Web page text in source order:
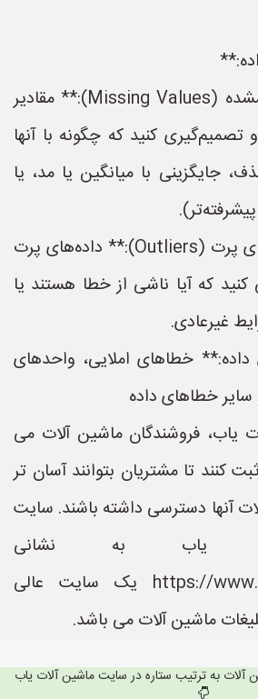
* **یافتن مقادیر گمشده (Missing Values):** مقادیر
کنید که چگونه با آنها
جایگزینی با میانگین یا مد، یا
* **شناسایی داده‌های پرت (Outliers):** داده‌های پرت
که آیا ناشی از خطا هستند یا
غیرعادی.
خطاهای املایی، واحدهای
سایر خطاهای داده
یاب، فروشندگان ماشین آلات می
کنند تا مشتریان بتوانند آسان تر
آنها دسترسی داشته باشند. سایت
یاب به نشانی
https://www.MashinalatYab.ir یک سایت عالی
ماشین آلات می باشد.
آلات به ترتیب ستاره در سایت ماشین آلات یاب